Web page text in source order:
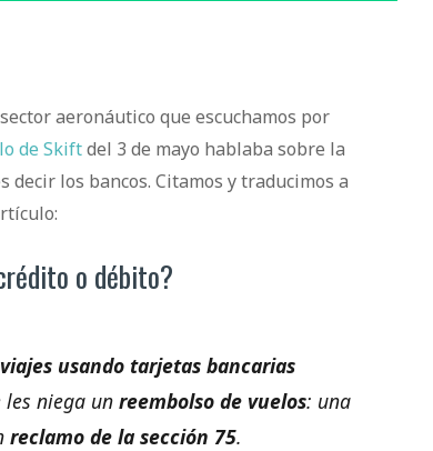
aeronáutico que escuchamos por
de Skiftdel 3 de mayo hablaba sobre la
los bancos. Citamos y traducimos a
o débito?
usando tarjetas bancarias
niega un reembolso de vuelos: una
reclamo de la sección 75.